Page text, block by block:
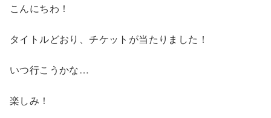
こんにちわ！
タイトルどおり、チケットが当たりました！
いつ行こうかな…
楽しみ！